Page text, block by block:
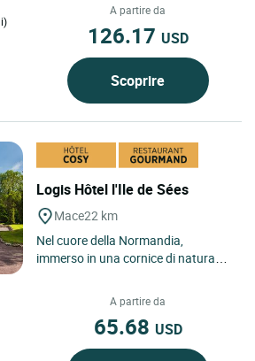
posta nel 19o secolo....
A partire da
126.17 USD
Scoprire
Logis Hôtel l'Ile de Sées
Mace22 km
Nel cuore della Normandia,
immerso in una cornice di natura
stabilimento affascinante....
A partire da
65.68 USD